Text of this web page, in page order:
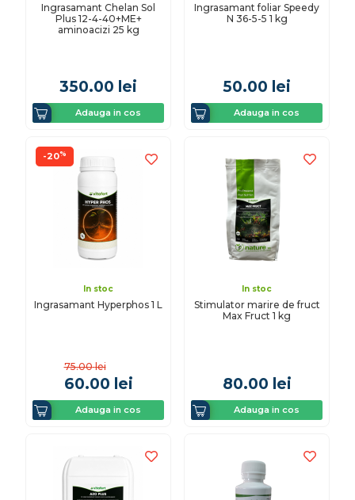
Ingrasamant Chelan Sol
Plus 12-4-40+ME+
aminoacizi 25 kg
350.00 lei
Adauga in cos
Ingrasamant foliar Speedy
N 36-5-5 1 kg
50.00 lei
Adauga in cos
-20%
In stoc
Ingrasamant Hyperphos 1 L
75.00 lei
60.00 lei
Adauga in cos
In stoc
Stimulator marire de fruct
Max Fruct 1 kg
80.00 lei
Adauga in cos